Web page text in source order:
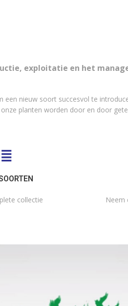
exploitatie en het
nieuw soort succesvol te
planten worden door en door
collectie Neem